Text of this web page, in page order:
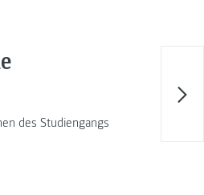
des Studiengangs